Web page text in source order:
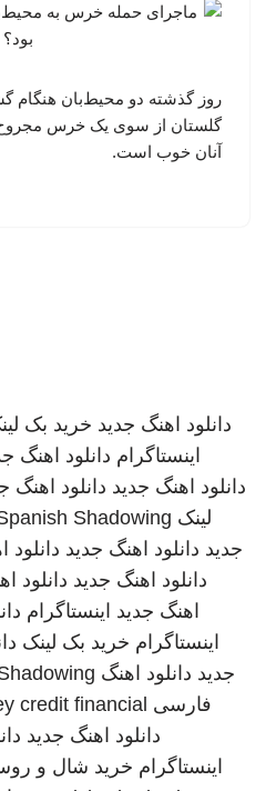
روز گذشته دو محیط‌بان هنگام
گلستان از سوی یک خرس
آنان خوب است.
دانلود اهنگ جدید خرید بک
اینستاگرام دانلود اهنگ
دانلود اهنگ جدید دانلود اهنگ
لینک Shadowing
جدید دانلود اهنگ جدید دانلود
دانلود اهنگ جدید دانلود
اهنگ جدید اینستاگرام
اینستاگرام خرید بک لینک
جدید دانلود اهنگ
فارسی credit financial
دانلود اهنگ جدید
اینستاگرام خرید شال و